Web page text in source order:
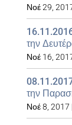
Νοέ 29,
την
Νοέ 16,
την
Νοέ 8, 2017